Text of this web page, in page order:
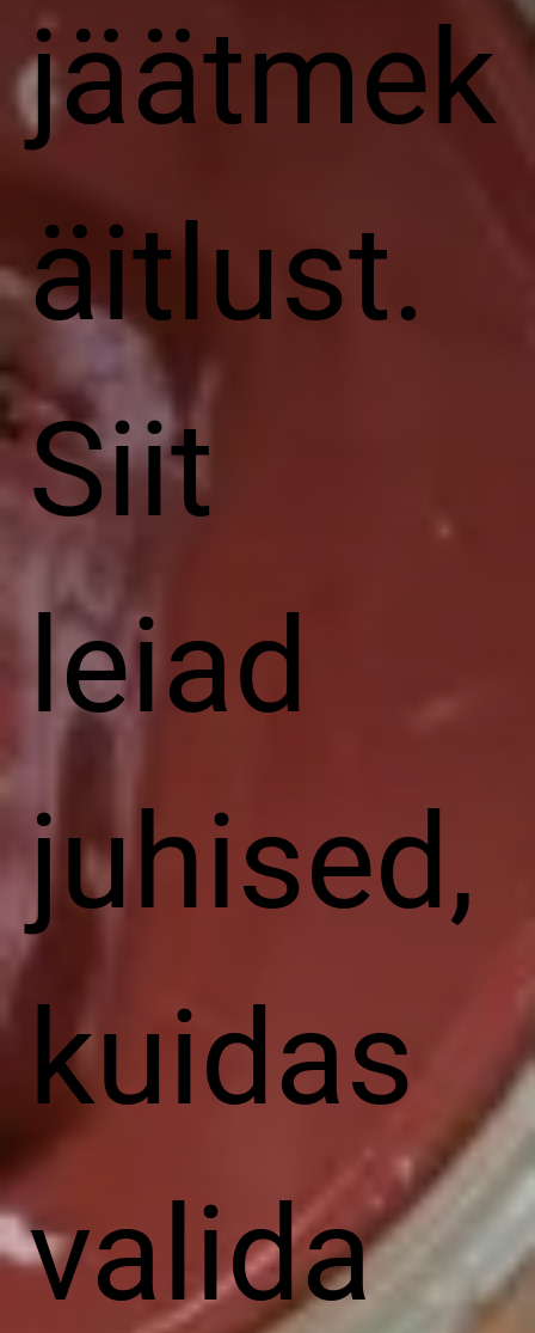
jäätmek
äitlust.
Siit
leiad
juhised,
kuidas
valida